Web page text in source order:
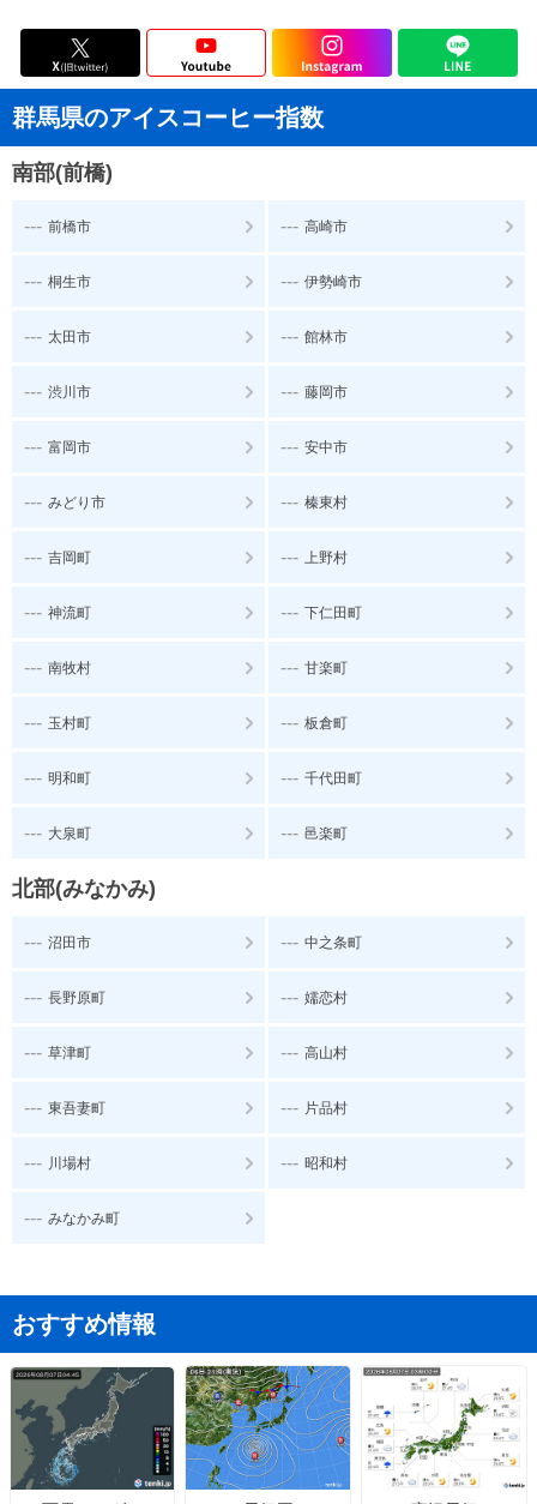
群馬県のアイスコーヒー指数
南部(前橋)
--- 前橋市 --- 高崎市
--- 桐生市 --- 伊勢崎市
--- 太田市 --- 館林市
--- 渋川市 --- 藤岡市
--- 富岡市 --- 安中市
--- みどり市 --- 榛東村
--- 吉岡町 --- 上野村
--- 神流町 --- 下仁田町
--- 南牧村 --- 甘楽町
--- 玉村町 --- 板倉町
--- 明和町 --- 千代田町
--- 大泉町 --- 邑楽町
北部(みなかみ)
--- 沼田市 --- 中之条町
--- 長野原町 --- 嬬恋村
--- 草津町 --- 高山村
--- 東吾妻町 --- 片品村
--- 川場村 --- 昭和村
--- みなかみ町
おすすめ情報